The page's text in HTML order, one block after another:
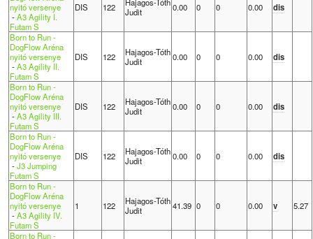
nyitó versenye
-A3 Agility I.
Futam S
DIS 122
Judit
0.00 0 0 0.00 dis
Born to Run -
DogFlow Aréna
nyitó versenye
-A3 Agility II.
Futam S
DIS 122
Hajagos-Tóth
Judit
0.00 0 0 0.00 dis
Born to Run -
DogFlow Aréna
nyitó versenye
-A3 Agility III.
Futam S
DIS 122
Hajagos-Tóth
Judit
0.00 0 0 0.00 dis
Born to Run -
DogFlow Aréna
nyitó versenye
-J3 Jumping
Futam S
DIS 122
Hajagos-Tóth
Judit
0.00 0 0 0.00 dis
Born to Run -
DogFlow Aréna
nyitó versenye
-A3 Agility IV.
Futam S
1 122
Hajagos-Tóth
Judit
41.39 0 0 0.00 v 5.27
Born to Run -